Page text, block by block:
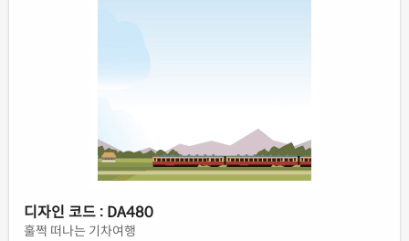
디자인 코드 : DA480
훌쩍 떠나는 기차여행